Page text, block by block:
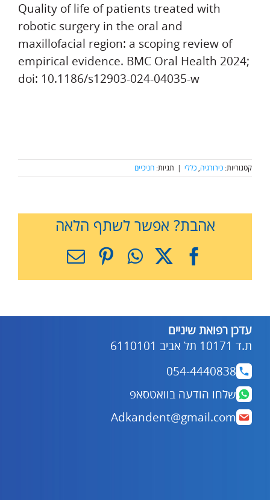
Quality of life of patients treated with
robotic surgery in the oral and
maxillofacial region: a scoping review of
empirical evidence. BMC Oral Health 2024;
doi: 10.1186/s12903-024-04035-w
קטגוריות: כירורגיה,כללי | תגיות: חניכיים
אהבת? אפשר לשתף הלאה
Facebook
X
WhatsApp
Pinterest
כתובת
עדכן רפואת שיניים
ת.ד 10171 תל אביב 6110101
054-4440838
שלחו הודעה בוואטסאפ
Adkandent@gmail.com